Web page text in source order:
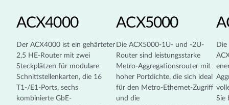
ACX4000
Der ACX4000 ist ein gehärteter
2,5 HE-Router mit zwei
Steckplätzen für modulare
Schnittstellenkarten, die 16
T1-/E1-Ports, sechs
kombinierte GbE-
ACX5000
Die ACX5000-1U- und -2U-
Router sind leistungsstarke
Metro-Aggregationsrouter mit
hoher Portdichte, die sich ideal
für den Metro-Ethernet-Zugriff
und die
Sie